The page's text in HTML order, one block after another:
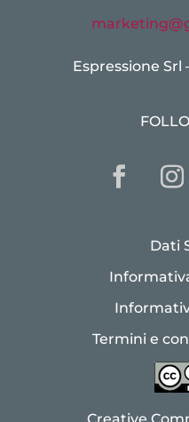
Espressione Srl
Dati
Termini e